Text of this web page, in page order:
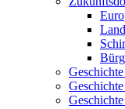
Geschichte